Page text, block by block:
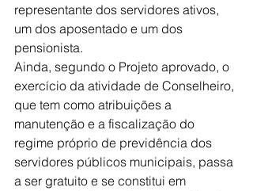
representante dos servidores ativos,
um dos aposentado e um dos
pensionista.
Ainda, segundo o Projeto aprovado, o
exercício da atividade de Conselheiro,
que tem como atribuições a
manutenção e a fiscalização do
regime próprio de previdência dos
servidores públicos municipais, passa
a ser gratuito e se constitui em